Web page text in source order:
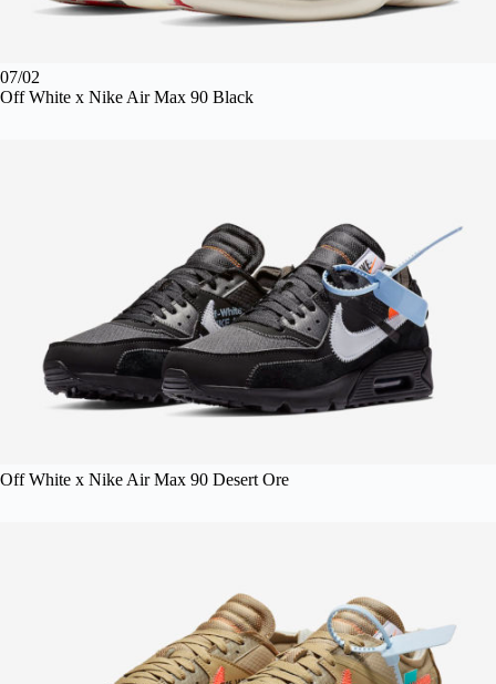
07/02
Off White x Nike Air Max 90 Black
Off White x Nike Air Max 90 Desert Ore